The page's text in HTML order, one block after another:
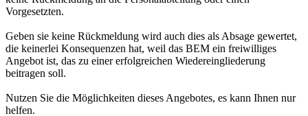
Vorgesetzten.
Geben sie keine Rückmeldung wird auch dies als Absage gewertet,
die keinerlei Konsequenzen hat, weil das BEM ein freiwilliges
Angebot ist, das zu einer erfolgreichen Wiedereingliederung
beitragen soll.
Nutzen Sie die Möglichkeiten dieses Angebotes, es kann Ihnen nur
helfen.